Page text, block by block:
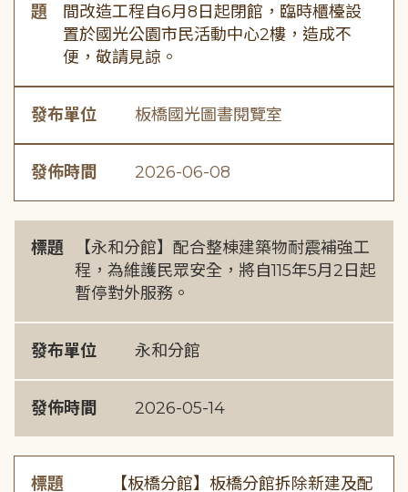
題
間改造工程自6月8日起閉館，臨時櫃檯設
置於國光公園市民活動中心2樓，造成不
便，敬請見諒。
發布單位 板橋國光圖書閱覽室
發佈時間 2026-06-08
標題
【永和分館】配合整棟建築物耐震補強工
程，為維護民眾安全，將自115年5月2日起
暫停對外服務。
發布單位 永和分館
發佈時間 2026-05-14
標題
【板橋分館】板橋分館拆除新建及配